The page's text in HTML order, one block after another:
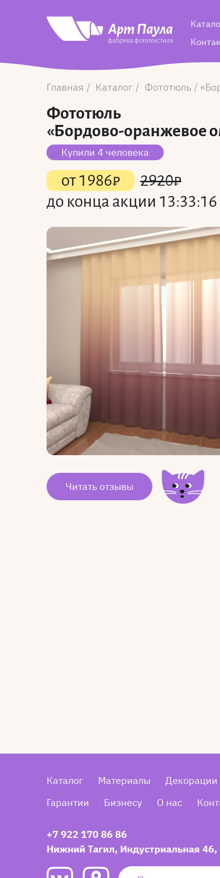
Главная Каталог Фототюль
Фототюль
«Бордово-оранжевое
Купили 4 человека
от1986₽ 2920₽
до конца акции 13:33:15
Читать отзывы
Каталог Материалы Декорации
Гарантии
Бизнесу О нас
+7 922 170 86 86
Нижний Тагил, Индустриальная